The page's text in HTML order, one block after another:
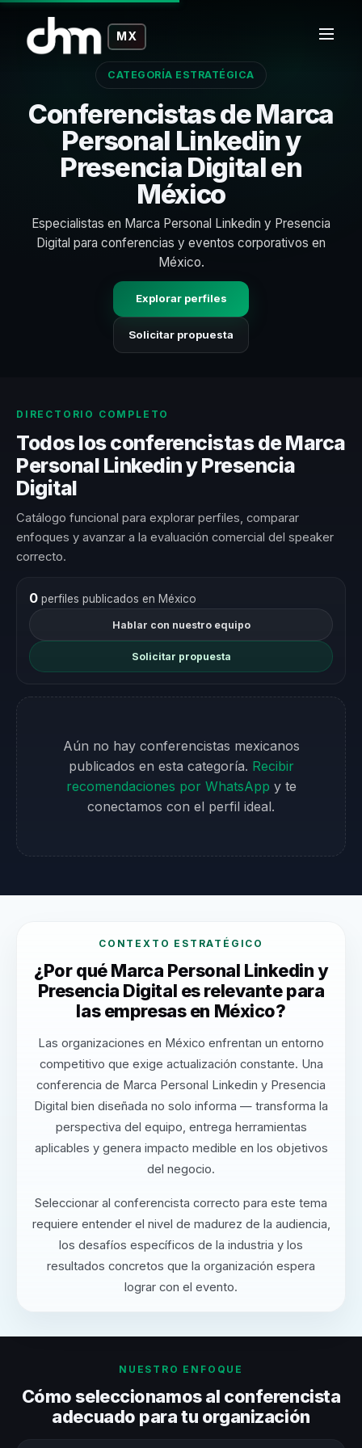
MX
CATEGORÍA ESTRATÉGICA
Conferencistas de Marca
Personal Linkedin y
Presencia Digital en
México
Especialistas en Marca Personal Linkedin y Presencia
Digital para conferencias y eventos corporativos en
México.
Explorar perfiles
Solicitar propuesta
DIRECTORIO COMPLETO
Todos los conferencistas de Marca
Personal Linkedin y Presencia
Digital
Catálogo funcional para explorar perfiles, comparar
enfoques y avanzar a la evaluación comercial del speaker
correcto.
0perfiles publicados en México
Hablar con nuestro equipo
Solicitar propuesta
Aún no hay conferencistas mexicanos
publicados en esta categoría. Recibir
recomendaciones por WhatsApp y te
conectamos con el perfil ideal.
CONTEXTO ESTRATÉGICO
¿Por qué Marca Personal Linkedin y
Presencia Digital es relevante para
las empresas en México?
Las organizaciones en México enfrentan un entorno
competitivo que exige actualización constante. Una
conferencia de Marca Personal Linkedin y Presencia
Digital bien diseñada no solo informa — transforma la
perspectiva del equipo, entrega herramientas
aplicables y genera impacto medible en los objetivos
del negocio.
Seleccionar al conferencista correcto para este tema
requiere entender el nivel de madurez de la audiencia,
los desafíos específicos de la industria y los
resultados concretos que la organización espera
lograr con el evento.
NUESTRO ENFOQUE
Cómo seleccionamos al conferencista
adecuado para tu organización